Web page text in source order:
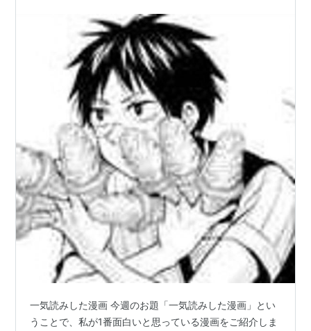
一気読みした漫画 今週のお題「一気読みした漫画」とい
うことで、私が1番面白いと思っている漫画をご紹介しま